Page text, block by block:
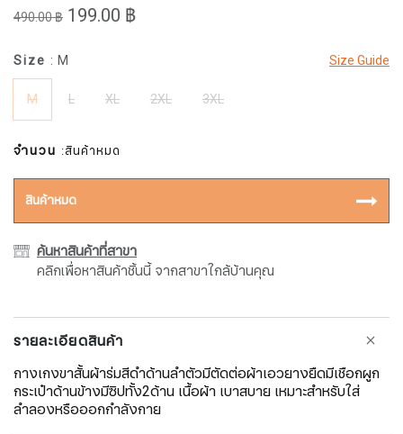
490.00 ฿ 199.00 ฿
Size Guide
Size : M
M L XL 2XL 3XL
จำนวน :สินค้าหมด
สินค้าหมด
ค้นหาสินค้าที่สาขา
คลิกเพื่อหาสินค้าชิ้นนี้ จากสาขาใกล้บ้านคุณ
รายละเอียดสินค้า
กางเกงขาสั้นผ้าร่มสีดำด้านลำตัวมีตัดต่อผ้าเอวยางยืดมีเชือกผูก
กระเป๋าด้านข้างมีซิปทั้ง2ด้าน เนื้อผ้า เบาสบาย เหมาะสำหรับใส่
ลำลองหรือออกกำลังกาย